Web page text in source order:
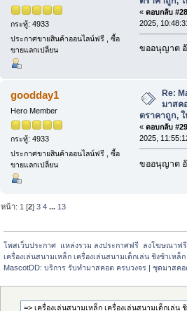
กระทู้: 4933
ประกาศขายสินค้าออนไลน์ฟรี , ซื้อ
ขายแลกเปลี่ยน
« ตอบกลับ
2025,
ขออนุญาต
goodday1
Hero Member
กระทู้: 4933
ประกาศขายสินค้าออนไลน์ฟรี , ซื้อ
ขายแลกเปลี่ยน
Re:
มาสค
ตราคาถูก,
« ตอบกลับ
2025,
ขออนุญาต
หน้า: 1 [2]3 4 ... 13
โพสเว็บประกาศ  แหล่งรวม ลงประกาศฟรี  ลงโฆษณาฟรี
เครื่องเล่นสนามเหล็ก เครื่องเล่นสนามเด็กเล่น ชิงช้าเห
MascotDD: บริการ รับทำมาสคอต ครบวงจร | ชุดมาสค